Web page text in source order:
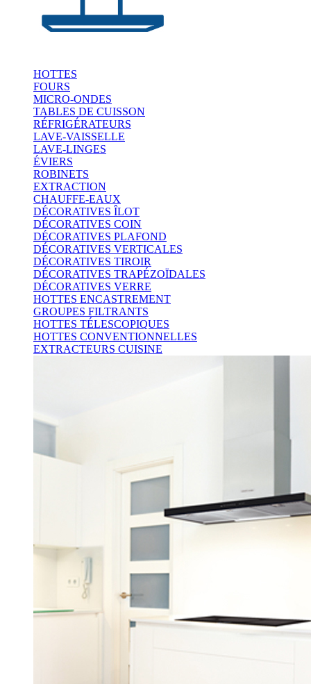
HOTTES
FOURS
MICRO-ONDES
TABLES DE CUISSON
RÉFRIGÉRATEURS
LAVE-VAISSELLE
LAVE-LINGES
ÉVIERS
ROBINETS
EXTRACTION
CHAUFFE-EAUX
DÉCORATIVES ÎLOT
DÉCORATIVES COIN
DÉCORATIVES PLAFOND
DÉCORATIVES VERTICALES
DÉCORATIVES TIROIR
DÉCORATIVES TRAPÉZOÏDALES
DÉCORATIVES VERRE
HOTTES ENCASTREMENT
GROUPES FILTRANTS
HOTTES TÉLESCOPIQUES
HOTTES CONVENTIONNELLES
EXTRACTEURS CUISINE